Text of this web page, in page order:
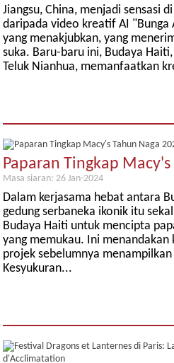
Jiangsu, China, menjadi sensasi
daripada video kreatif AI "Bunga
yang menakjubkan, yang
suka. Baru-baru ini, Budaya
Teluk Nianhua, memanfaatkan
Paparan Tingkap
Masa siaran: 26 Jan-2024
Dalam kerjasama hebat antara
gedung serbaneka ikonik itu
Budaya Haiti untuk mencipta
yang memukau. Ini menandakan
projek sebelumnya
Kesyukuran...